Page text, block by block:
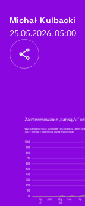
Michał Kulbacki
25.05.2026, 05:00